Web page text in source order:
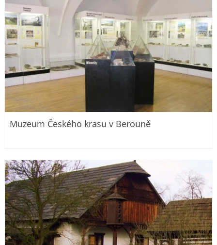
Muzeum Českého krasu v Berouně